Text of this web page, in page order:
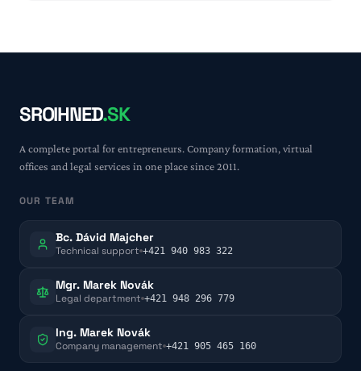
SROIHNED.SK
A complete portal for entrepreneurs. Company formation, virtual
offices and legal services in one place since 2011.
OUR TEAM
Bc. Dávid Majcher
Technical support +421 940 983 322
Mgr. Marek Novák
Legal department +421 948 296 779
Ing. Marek Novák
Company management +421 905 465 160